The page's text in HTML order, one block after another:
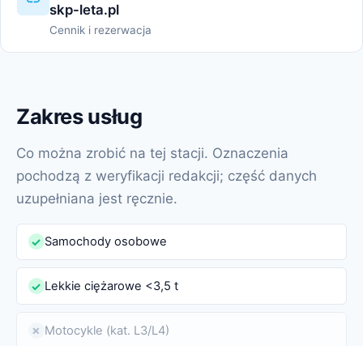
skp-leta.pl
Cennik i rezerwacja
Zakres usług
Co można zrobić na tej stacji. Oznaczenia
pochodzą z weryfikacji redakcji; część danych
uzupełniana jest ręcznie.
✓ Samochody osobowe
✓ Lekkie ciężarowe <3,5 t
✗ Motocykle (kat. L3/L4)